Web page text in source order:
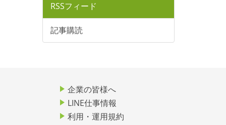
RSSフィード
記事購読
企業の皆様へ
LINE仕事情報
利用・運用規約